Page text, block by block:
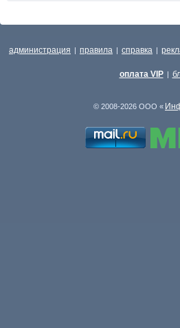
администрация | правила | справка |
оплата VIP |
© 2008-2026 ООО «